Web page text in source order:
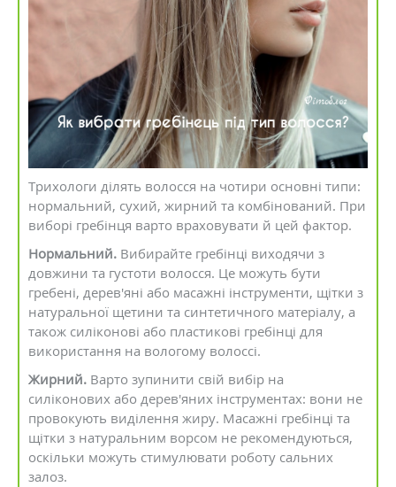
Трихологи ділять волосся на чотири основні типи:
нормальний, сухий, жирний та комбінований. При
виборі гребінця варто враховувати й цей фактор.
Нормальний. Вибирайте гребінці виходячи з
довжини та густоти волосся. Це можуть бути
гребені, дерев'яні або масажні інструменти, щітки з
натуральної щетини та синтетичного матеріалу, а
також силіконові або пластикові гребінці для
використання на вологому волоссі.
Жирний. Варто зупинити свій вибір на
силіконових або дерев'яних інструментах: вони не
провокують виділення жиру. Масажні гребінці та
щітки з натуральним ворсом не рекомендуються,
оскільки можуть стимулювати роботу сальних
залоз.